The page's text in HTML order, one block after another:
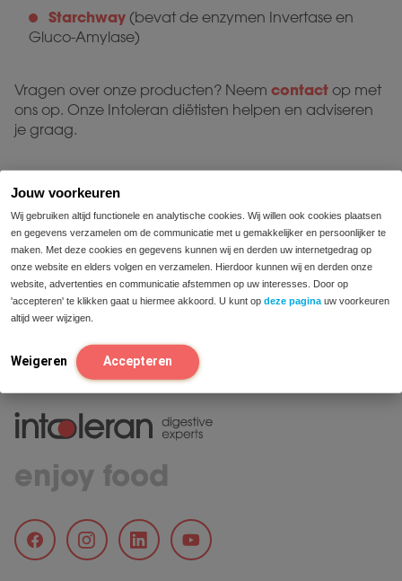
Jouw voorkeuren
Wij gebruiken altijd functionele en analytische cookies. Wij willen ook cookies plaatsen
en gegevens verzamelen om de communicatie met u gemakkelijker en persoonlijker te
maken. Met deze cookies en gegevens kunnen wij en derden uw internetgedrag op
onze website en elders volgen en verzamelen. Hierdoor kunnen wij en derden onze
website, advertenties en communicatie afstemmen op uw interesses. Door op
'accepteren' te klikken gaat u hiermee akkoord. U kunt op deze pagina uw voorkeuren
altijd weer wijzigen.
Weigeren Accepteren
Starchway (bevat de enzymen Invertase en
Gluco-Amylase)
Vragen over onze producten? Neem contact op met
ons op. Onze Intoleran diëtisten helpen en adviseren
je graag.
used under licence in the Netherlands by Disolut. One
serve of this product can assist with following the
Monash University Low FODMAP diet™. A strict low
FODMAP diet should not be commenced without
supervision from a healthcare professional. Monash
University has assessed this product as being low in
FODMAPs but has not assessed its suitability as a
enjoy food